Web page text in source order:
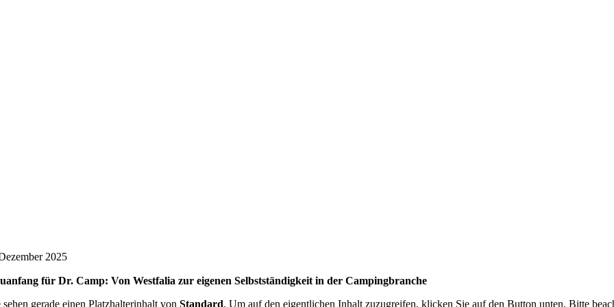
2025
für Dr. Camp: Von Westfalia zur eigenen Selbstständigkeit in der Campingbranche
sehen gerade einen Platzhalterinhalt vonStandard. Um auf den eigentlichen Inhalt zuzugreifen, klicken Sie auf den Button unten. Bitte